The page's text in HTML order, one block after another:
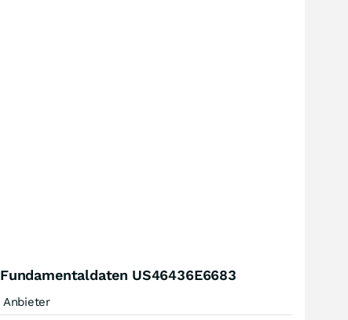
Fundamentaldaten US46436E6683
Anbieter